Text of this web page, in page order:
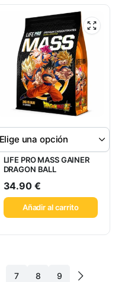
LIFE PRO MASS GAINER
DRAGON BALL
34.90 €
Añadir al carrito
7 8 9